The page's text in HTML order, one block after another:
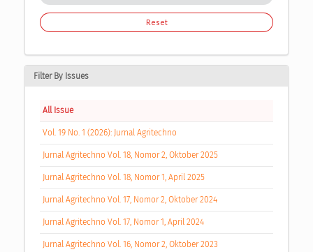
Reset
Filter By Issues
All Issue
Vol. 19 No. 1 (2026): Jurnal Agritechno
Jurnal Agritechno Vol. 18, Nomor 2, Oktober 2025
Jurnal Agritechno Vol. 18, Nomor 1, April 2025
Jurnal Agritechno Vol. 17, Nomor 2, Oktober 2024
Jurnal Agritechno Vol. 17, Nomor 1, April 2024
Jurnal Agritechno Vol. 16, Nomor 2, Oktober 2023